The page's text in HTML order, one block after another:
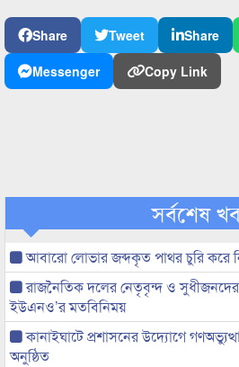
Share Tweet Share
Messenger
Copy Link
সর্বশেষ
আবারো লোভার জব্দকৃত পাথর চুরি করে
রাজনৈতিক দলের নেতৃবৃন্দ ও সুধীজনদের
ইউএনও’র মতবিনিময়
কানাইঘাটে প্রশাসনের উদ্যোগে
অনুষ্ঠিত